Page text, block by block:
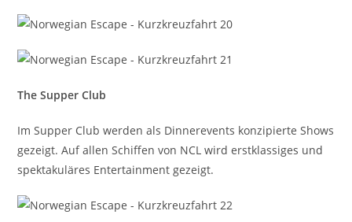
The Supper Club
Im Supper Club werden als Dinnerevents konzipierte Shows
gezeigt. Auf allen Schiffen von NCL wird erstklassiges und
spektakuläres Entertainment gezeigt.